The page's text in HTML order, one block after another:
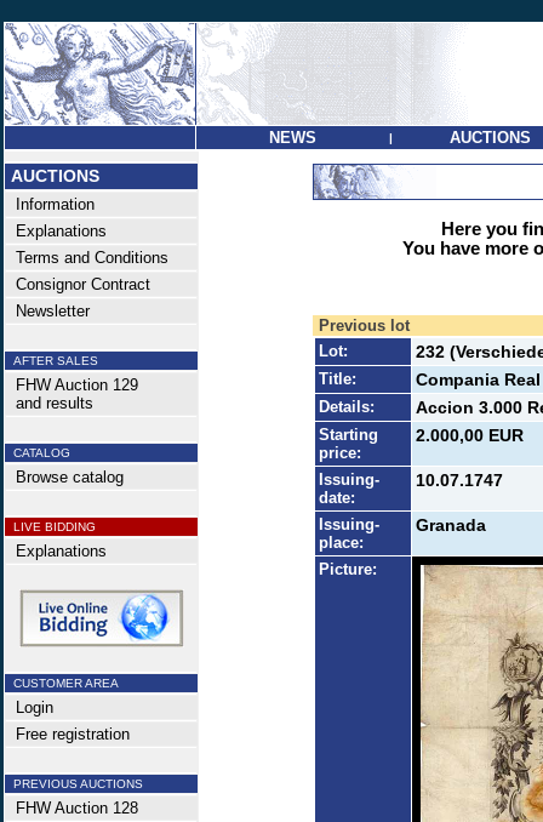
NEWS | AUCTIONS
AUCTIONS
Information
Explanations
Terms and Conditions
Consignor Contract
Newsletter
AFTER SALES
FHW Auction 129
and results
CATALOG
Browse catalog
LIVE BIDDING
Explanations
CUSTOMER AREA
Login
Free registration
PREVIOUS AUCTIONS
FHW Auction 128
Here you
You have more
Previous lot
Lot:
232
Title: Compania
Details: Accion 3.000
Starting
price:
2.000,00 EUR
Issuing-
date:
10.07.1747
Issuing-
place:
Granada
Picture: